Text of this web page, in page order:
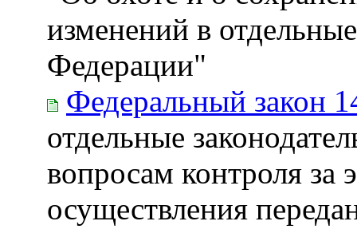
изменений в
Федерации"
Федеральный закон
отдельные
вопросам контроля за
осуществления